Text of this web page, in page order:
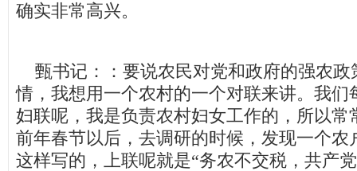
确实非常高兴。
甄书记：：要说农民对党和政府的强农政
情，我想用一个农村的一个对联来讲。我们
妇联呢，我是负责农村妇女工作的，所以常
前年春节以后，去调研的时候，发现一个农
这样写的，上联呢就是“务农不交税，共产